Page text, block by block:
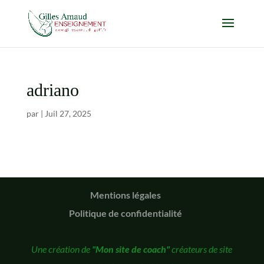
adriano
par | Juil 27, 2025
Mentions légales
Politique de confidentialité
Une création de "Mon site de coach"créateurs de site